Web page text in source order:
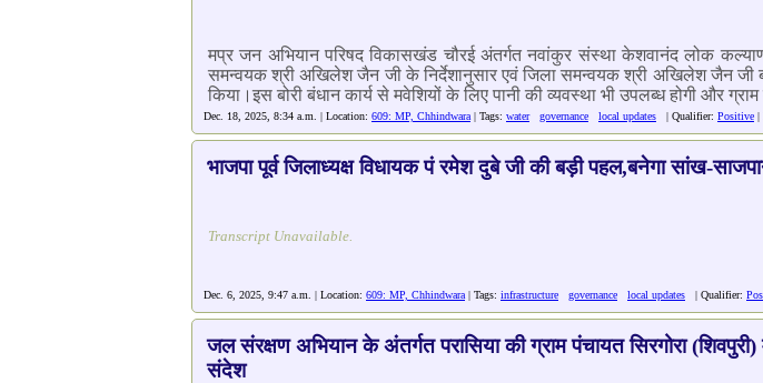
मप्र जन अभियान परिषद विकासखंड चौरई अंतर्गत नवांकुर संस्था केशवानंद लोक कल्याण
समन्वयक श्री अखिलेश जैन जी के निर्देशानुसार एवं जिला समन्वयक श्री अखिलेश जैन जी
किया।इस बोरी बंधान कार्य से मवेशियों के लिए पानी की व्यवस्था भी उपलब्ध होगी और
Dec. 18, 2025, 8:34 a.m. | Location: 609: MP, Chhindwara | Tags: water governance local updates | Qualifier: Positive |
भाजपा पूर्व जिलाध्यक्ष विधायक पं रमेश दुबे जी की बड़ी पहल,बनेगा सांख-
Transcript Unavailable.
Dec. 6, 2025, 9:47 a.m. | Location: 609: MP, Chhindwara | Tags: infrastructure governance local updates | Qualifier:
जल संरक्षण अभियान के अंतर्गत परासिया की ग्राम पंचायत सिरगोरा
संदेश